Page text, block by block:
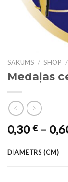
SĀKUMS / SHOP /
Medaļas
0,30€–
DIAMETRS (CM)